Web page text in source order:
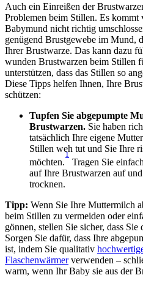
Auch ein Einreißen der
Problemen beim Stillen. Es
Babymund nicht richtig
genügend Brustgewebe im Mund,
Ihrer Brustwarze. Das kann dazu
wunden Brustwarzen beim Stillen
unterstützen, dass das Stillen so
Diese Tipps helfen Ihnen, Ihre
schützen:
Tupfen Sie abgepumpte
Brustwarzen. Sie haben
tatsächlich Ihre eigene
Stillen weh tut und Sie Ihre
möchten.
1
Tragen Sie
auf Ihre Brustwarzen auf
trocknen.
Tipp: Wenn Sie Ihre Muttermilch
beim Stillen zu vermeiden oder
gönnen, stellen Sie sicher, dass
Sorgen Sie dafür, dass Ihre
ist, indem Sie qualitativ
Flaschenwärmer verwenden –
warm, wenn Ihr Baby sie aus der